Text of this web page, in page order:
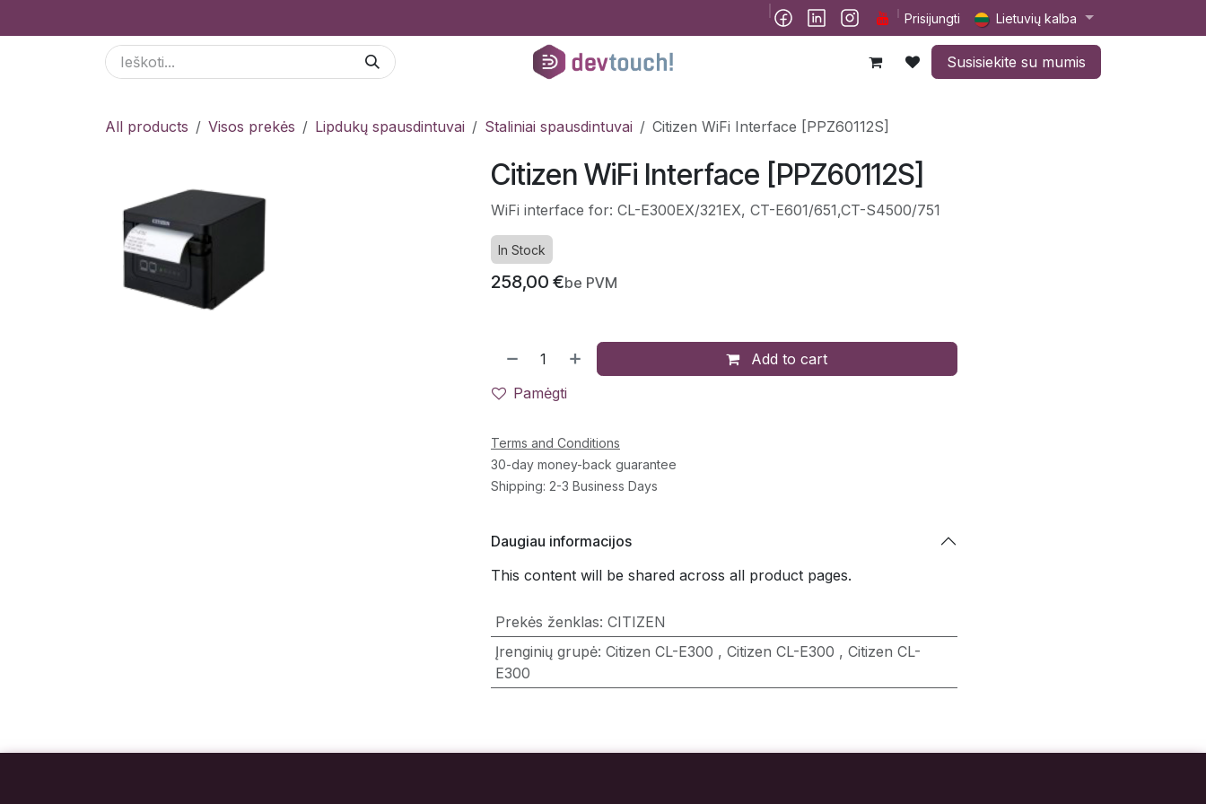
Kursai Help Darbai Susisiekite su mumis
Prisijungti Lietuvių kalba
Susisiekite su mumis
All products Visos prekės Lipdukų spausdintuvai Staliniai spausdintuvai Citizen WiFi Interface [PPZ60112S]
Citizen WiFi Interface [PPZ60112S]
WiFi interface for: CL-E300EX/321EX, CT-E601/651,CT-S4500/751
In Stock
258,00 €be PVM
Add to cart
Pamėgti
Terms and Conditions
30-day money-back guarantee
Shipping: 2-3 Business Days
Daugiau informacijos
This content will be shared across all product pages.
Prekės ženklas: CITIZEN
Įrenginių grupė: Citizen CL-E300 , Citizen CL-E300 , Citizen CL-
E300